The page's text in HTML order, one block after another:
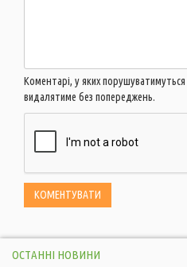
Коментарі, у яких порушуватимуться
видалятиме без попереджень.
ОСТАННІ НОВИНИ